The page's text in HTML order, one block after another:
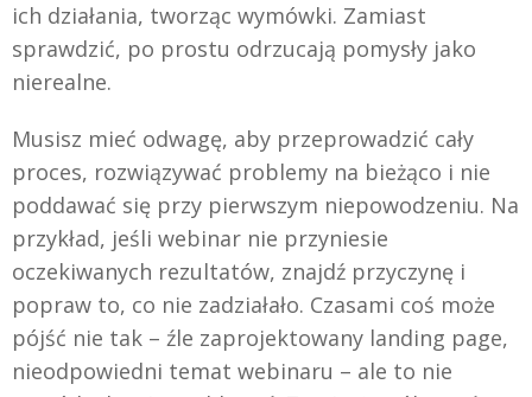
ich działania, tworząc wymówki. Zamiast
sprawdzić, po prostu odrzucają pomysły jako
nierealne.
Musisz mieć odwagę, aby przeprowadzić cały
proces, rozwiązywać problemy na bieżąco i nie
poddawać się przy pierwszym niepowodzeniu. Na
przykład, jeśli webinar nie przyniesie
oczekiwanych rezultatów, znajdź przyczynę i
popraw to, co nie zadziałało. Czasami coś może
pójść nie tak – źle zaprojektowany landing page,
nieodpowiedni temat webinaru – ale to nie